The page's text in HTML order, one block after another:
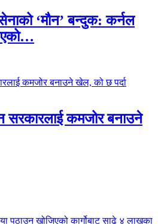
‘मौन’ बन्दुक: कर्नल
सरकारलाई कमजोर बनाउने